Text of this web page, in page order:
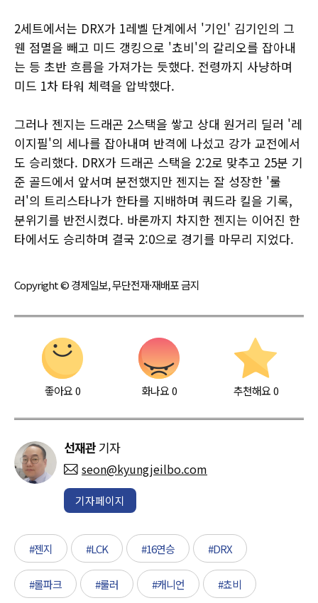
2세트에서는 DRX가 1레벨 단계에서 '기인' 김기인의 그
웬 점멸을 빼고 미드 갱킹으로 '쵸비'의 갈리오를 잡아내
는 등 초반 흐름을 가져가는 듯했다. 전령까지 사냥하며
미드 1차 타워 체력을 압박했다.
그러나 젠지는 드래곤 2스택을 쌓고 상대 원거리 딜러 '레
이지필'의 세나를 잡아내며 반격에 나섰고 강가 교전에서
도 승리했다. DRX가 드래곤 스택을 2:2로 맞추고 25분 기
준 골드에서 앞서며 분전했지만 젠지는 잘 성장한 '룰
러'의 트리스타나가 한타를 지배하며 쿼드라 킬을 기록,
분위기를 반전시켰다. 바론까지 차지한 젠지는 이어진 한
타에서도 승리하며 결국 2:0으로 경기를 마무리 지었다.
Copyright © 경제일보, 무단전재·재배포 금지
좋아요0 화나요0 추천해요 0
선재관 기자
seon@kyungjeilbo.com
기자페이지
#젠지 #LCK #16연승 #DRX
#롤파크 #룰러 #캐니언 #쵸비